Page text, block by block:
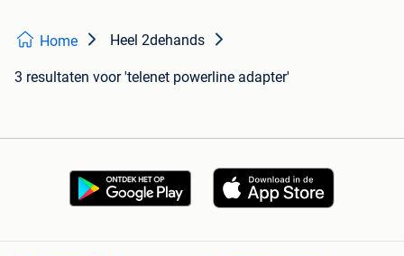
Home Heel 2dehands
3 resultaten voor 'telenet powerline adapter'